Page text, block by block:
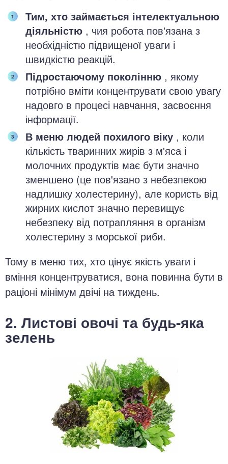
Тим, хто займається інтелектуальною
діяльністю , чия робота пов'язана з
необхідністю підвищеної уваги і
швидкістю реакцій.
Підростаючому поколінню , якому
потрібно вміти концентрувати свою увагу
надовго в процесі навчання, засвоєння
інформації.
В меню людей похилого віку , коли
кількість тваринних жирів з м'яса і
молочних продуктів має бути значно
зменшено (це пов'язано з небезпекою
надлишку холестерину), але користь від
жирних кислот значно перевищує
небезпеку від потрапляння в організм
холестерину з морської риби.
Тому в меню тих, хто цінує якість уваги і
вміння концентруватися, вона повинна бути в
раціоні мінімум двічі на тиждень.
2. Листові овочі та будь-яка
зелень